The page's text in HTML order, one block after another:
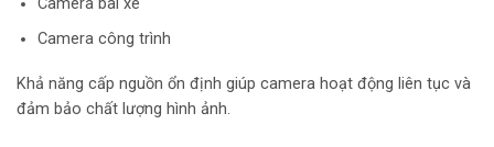
Camera bãi xe
Camera công trình
Khả năng cấp nguồn ổn định giúp camera hoạt động liên tục và
đảm bảo chất lượng hình ảnh.